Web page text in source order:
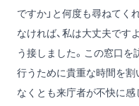
ですか」と何度も尋ねてく
なければ、私は大丈夫です
う接しました。この窓口を
行うために貴重な時間を割
なくとも来庁者が不快に感